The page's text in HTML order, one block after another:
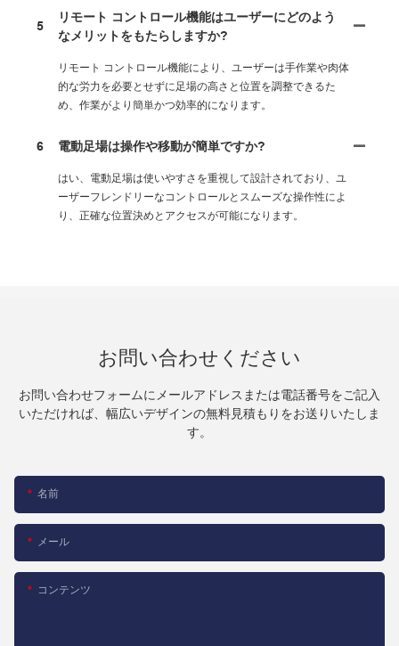
5
リモート コントロール機能はユーザーにどのよう
なメリットをもたらしますか?
リモート コントロール機能により、ユーザーは手作業や肉体
的な労力を必要とせずに足場の高さと位置を調整できるた
め、作業がより簡単かつ効率的になります。
6 電動足場は操作や移動が簡単ですか?
はい、電動足場は使いやすさを重視して設計されており、ユ
ーザーフレンドリーなコントロールとスムーズな操作性によ
り、正確な位置決めとアクセスが可能になります。
お問い合わせください
お問い合わせフォームにメールアドレスまたは電話番号をご記入
いただければ、幅広いデザインの無料見積もりをお送りいたしま
す。
名前
メール
コンテンツ